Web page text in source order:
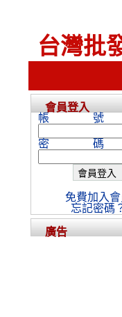
台灣批
會員登入
帳號
密碼
免費加入會
忘記密碼
廣告